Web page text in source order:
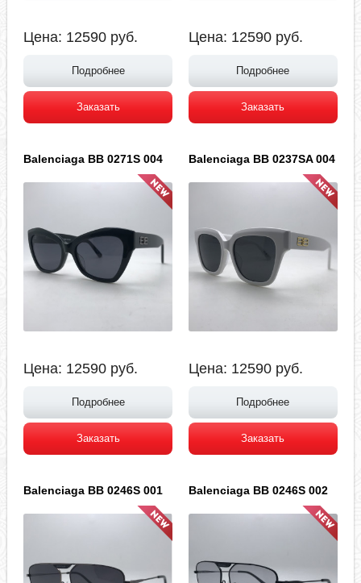
Цена: 12590 руб.
Подробнее
Заказать
Цена: 12590 руб.
Подробнее
Заказать
Balenciaga BB 0271S 004
Цена: 12590 руб.
Подробнее
Заказать
Balenciaga BB 0237SA 004
Цена: 12590 руб.
Подробнее
Заказать
Balenciaga BB 0246S 001 Balenciaga BB 0246S 002